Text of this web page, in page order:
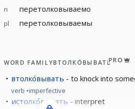
n перетолковываемо
pl перетолковываемы
WORD FAMILYВТОЛКО́ВЫВАТЬPRO
втолко́вывать to knock into
verb imperfective
истолко́вывать interpret